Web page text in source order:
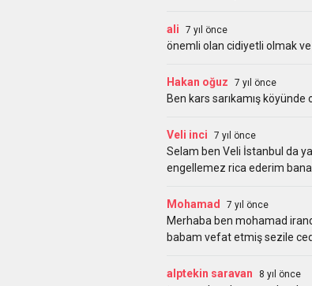
ali 7 yıl önce
önemli olan cidiyetli olmak
Hakan oğuz 7 yıl önce
Ben kars sarıkamış
Veli inci 7 yıl önce
Selam ben Veli İstanbul da
engellemez rica ederim
Mohamad 7 yıl önce
Merhaba ben mohamad
babam vefat etmiş sezile
alptekin saravan 8 yıl önce